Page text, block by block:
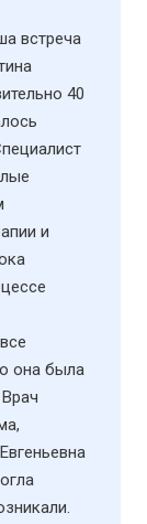
встреча
40
и
она была